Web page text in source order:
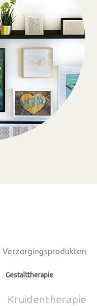
Verzorgingsprodukten
Gestalttherapie
Kruidentherapie